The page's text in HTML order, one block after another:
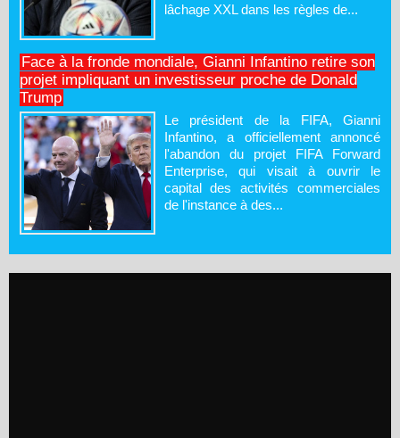
lâchage XXL dans les règles de...
Face à la fronde mondiale, Gianni Infantino retire son
projet impliquant un investisseur proche de Donald
Trump
Le président de la FIFA, Gianni
Infantino, a officiellement annoncé
l'abandon du projet FIFA Forward
Enterprise, qui visait à ouvrir le
capital des activités commerciales
de l'instance à des...